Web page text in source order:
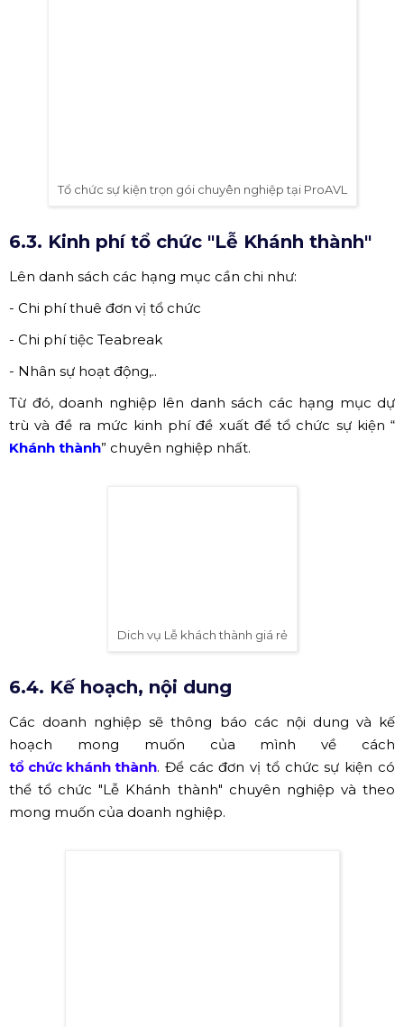
Tổ chức sự kiện trọn gói chuyên nghiệp tại ProAVL
6.3. Kinh phí tổ chức "Lễ Khánh thành"
Lên danh sách các hạng mục cần chi như:
- Chi phí thuê đơn vị tổ chức
- Chi phí tiệc Teabreak
- Nhân sự hoạt động,..
Từ đó, doanh nghiệp lên danh sách các hạng mục dự
trù và đề ra mức kinh phí đề xuất để tổ chức sự kiện “
Khánh thành” chuyên nghiệp nhất.
Dich vụ Lễ khách thành giá rẻ
6.4. Kế hoạch, nội dung
Các doanh nghiệp sẽ thông báo các nội dung và kế
hoạch mong muốn của mình về cách
tổ chức khánh thành. Để các đơn vị tổ chức sự kiện có
thể tổ chức "Lễ Khánh thành" chuyên nghiệp và theo
mong muốn của doanh nghiệp.